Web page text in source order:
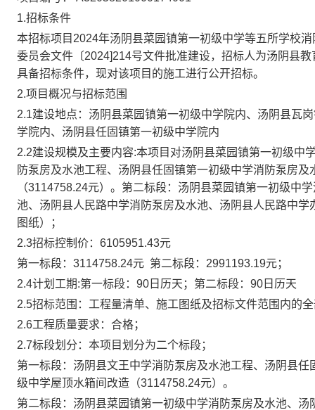
1.招标条件
本招标项目 2024年汤阴县菜园镇第一初级中学等五所学校
委员会文件〔2024]214号文件批准建设，招标人为汤阴县教
具备招标条件，现对该项目的施工进行公开招标。
2.项目概况与招标范围
2.1建设地点：汤阴县菜园镇第一初级中学院内、汤阴县瓦
学院内、汤阴县任固镇第一初级中学院内
2.2建设规模及主要内容:本项目对汤阴县菜园镇第一初级中
防泵房及水池工程、汤阴县任固镇第一初级中学消防泵房
（3114758.24元）。 第二标段： 汤阴县菜园镇第一初级中
池、汤阴县人民路中学消防泵房及水池、汤阴县人民路中学
图纸）；
2.3招标控制价：6105951.43元
第一标段： 3114758.24元 第二标段： 2991193.19元；
2.4计划工期:第一标段：90日历天；第二标段：90日历天
2.5招标范围：工程量清单、施工图纸及招标文件范围内的
2.6工程质量要求：合格；
2.7标段划分：本项目划分为二个标段；
第一标段：汤阴县文王中学消防泵房及水池工程、汤阴县
级中学屋顶水箱间改造（3114758.24元）。
第二标段：汤阴县菜园镇第一初级中学消防泵房及水池、